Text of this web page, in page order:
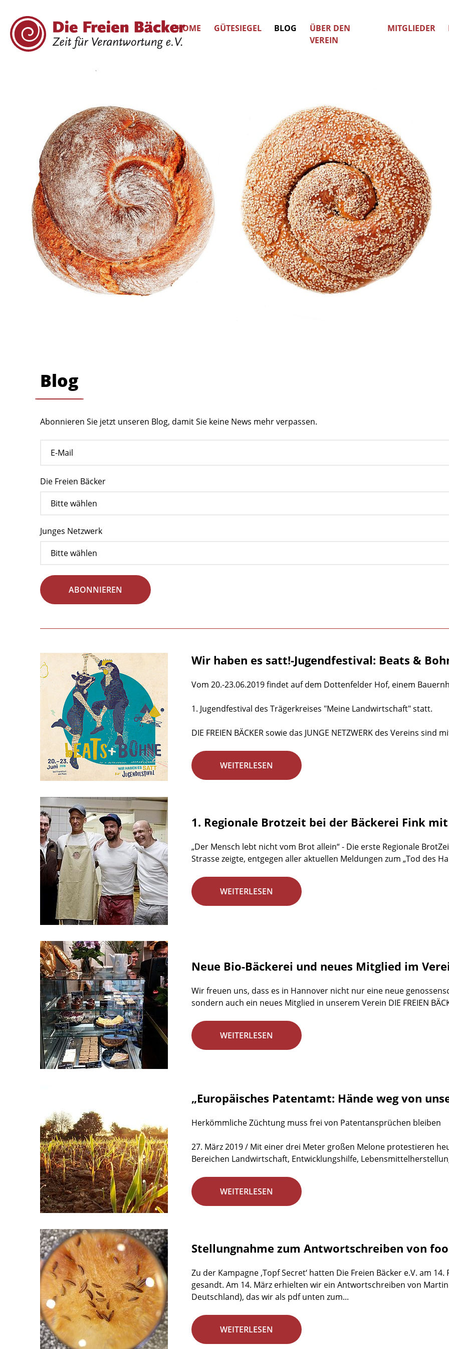
HOME GÜTESIEGEL BLOG
ÜBER DEN
VEREIN
MITGLIEDER
Blog
Abonnieren Sie jetzt unseren Blog, damit Sie keine News mehr verpassen.
Die Freien Bäcker
Junges Netzwerk
ABONNIEREN
Wir haben es satt!-Jugendfestival: Beats &
Vom 20.-23.06.2019 findet auf dem Dottenfelder Hof, einem
1. Jugendfestival des Trägerkreises "Meine Landwirtschaft" statt.
DIE FREIEN BÄCKER sowie das JUNGE NETZWERK des Vereins sind
WEITERLESEN
1. Regionale Brotzeit bei der Bäckerei Fink
„Der Mensch lebt nicht vom Brot allein“ - Die erste Regionale
Strasse zeigte, entgegen aller aktuellen Meldungen zum „Tod des
WEITERLESEN
Neue Bio-Bäckerei und neues Mitglied im
Wir freuen uns, dass es in Hannover nicht nur eine neue
sondern auch ein neues Mitglied in unserem Verein DIE FREIEN
WEITERLESEN
„Europäisches Patentamt: Hände weg von
Herkömmliche Züchtung muss frei von Patentansprüchen bleiben
27. März 2019 / Mit einer drei Meter großen Melone protestieren
Bereichen Landwirtschaft, Entwicklungshilfe,
WEITERLESEN
Stellungnahme zum Antwortschreiben von
Zu der Kampagne ‚Topf Secret‘ hatten Die Freien Bäcker e.V. am
gesandt. Am 14. März erhielten wir ein Antwortschreiben von
Deutschland), das wir als pdf unten zum...
WEITERLESEN